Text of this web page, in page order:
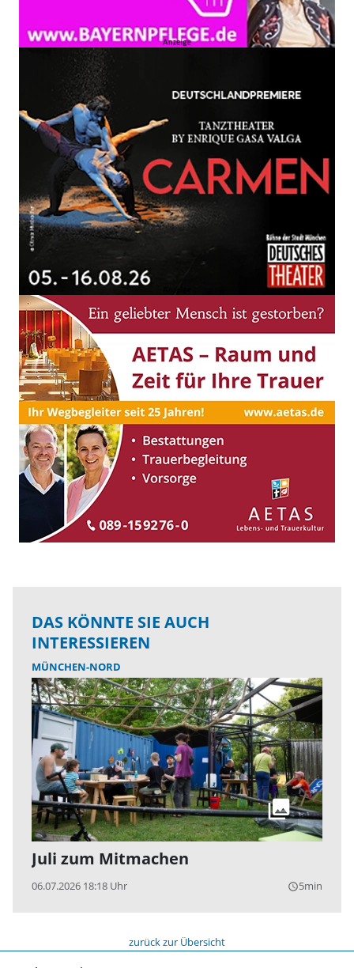
DAS KÖNNTE SIE AUCH
INTERESSIEREN
MÜNCHEN-NORD
Juli zum Mitmachen
06.07.2026 18:18 Uhr query_builder5min
zurück zur Übersicht